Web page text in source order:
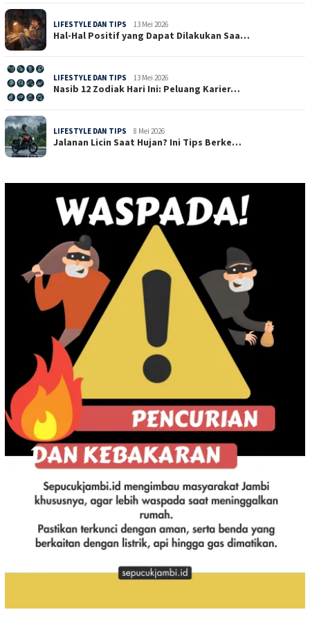
LIFESTYLE DAN TIPS 13 Mei 2026
Hal-Hal Positif yang Dapat Dilakukan Saa…
LIFESTYLE DAN TIPS 13 Mei 2026
Nasib 12 Zodiak Hari Ini: Peluang Karier…
LIFESTYLE DAN TIPS 8 Mei 2026
Jalanan Licin Saat Hujan? Ini Tips Berke…